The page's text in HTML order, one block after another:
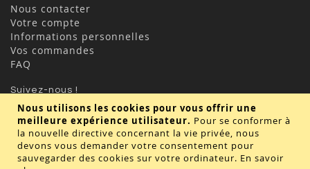
Nous utilisons les cookies pour vous offrir une
meilleure expérience utilisateur. Pour se conformer à
la nouvelle directive concernant la vie privée, nous
devons vous demander votre consentement pour
sauvegarder des cookies sur votre ordinateur. En savoir
Nous contacter
Votre compte
Informations personnelles
Vos commandes
FAQ
Suivez-nous !